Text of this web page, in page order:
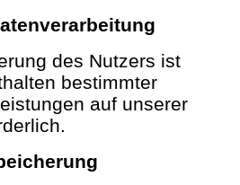
des Nutzers ist
bestimmter
auf unserer